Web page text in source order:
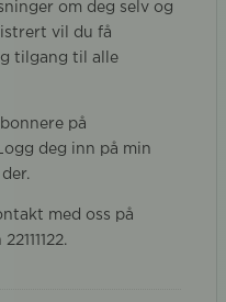
om deg selv og
vil du få
tilgang til alle
på
deg inn på min
med oss på